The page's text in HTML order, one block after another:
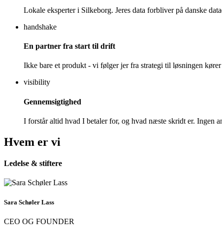
Lokale eksperter i Silkeborg. Jeres data forbliver på danske
handshake
En partner fra start til drift
Ikke bare et produkt - vi følger jer fra strategi til løsningen
visibility
Gennemsigtighed
I forstår altid hvad I betaler for, og hvad næste skridt er. Ingen
Hvem er vi
Ledelse & stiftere
Sara Schøler Lass
CEO OG FOUNDER